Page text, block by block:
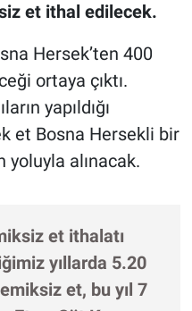
et ithal edilecek.
Hersek’ten 400
ortaya çıktı.
yapıldığı
et Bosna Hersekli bir
alınacak.
et ithalatı
yıllarda 5.20
et, bu yıl 7